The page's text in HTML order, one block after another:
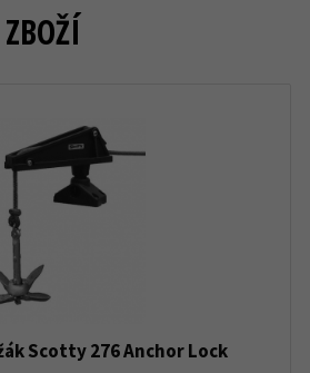
Scotty 276 Anchor Lock